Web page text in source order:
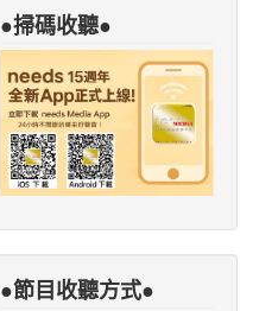
●掃碼收聽●
●節目收聽方式●